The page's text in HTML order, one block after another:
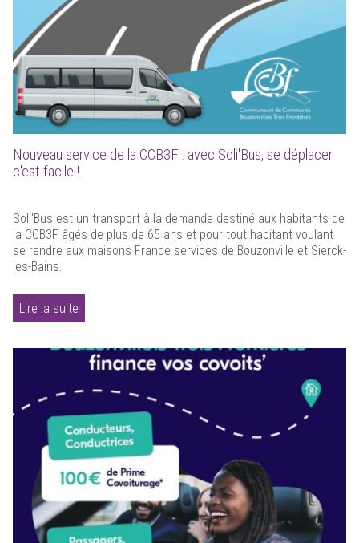
Nouveau service de la CCB3F : avec Soli'Bus, se déplacer
c'est facile !
Soli'Bus est un transport à la demande destiné aux habitants de
la CCB3F âgés de plus de 65 ans et pour tout habitant voulant
se rendre aux maisons France services de Bouzonville et Sierck-
les-Bains.
Lire la suite